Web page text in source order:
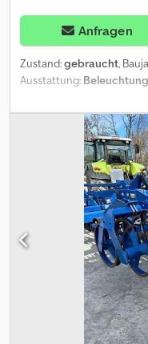
Anfragen
Zustand:gebraucht,
Ausstattung: Beleuchtung
Stützfuß / -rad,
Walze,